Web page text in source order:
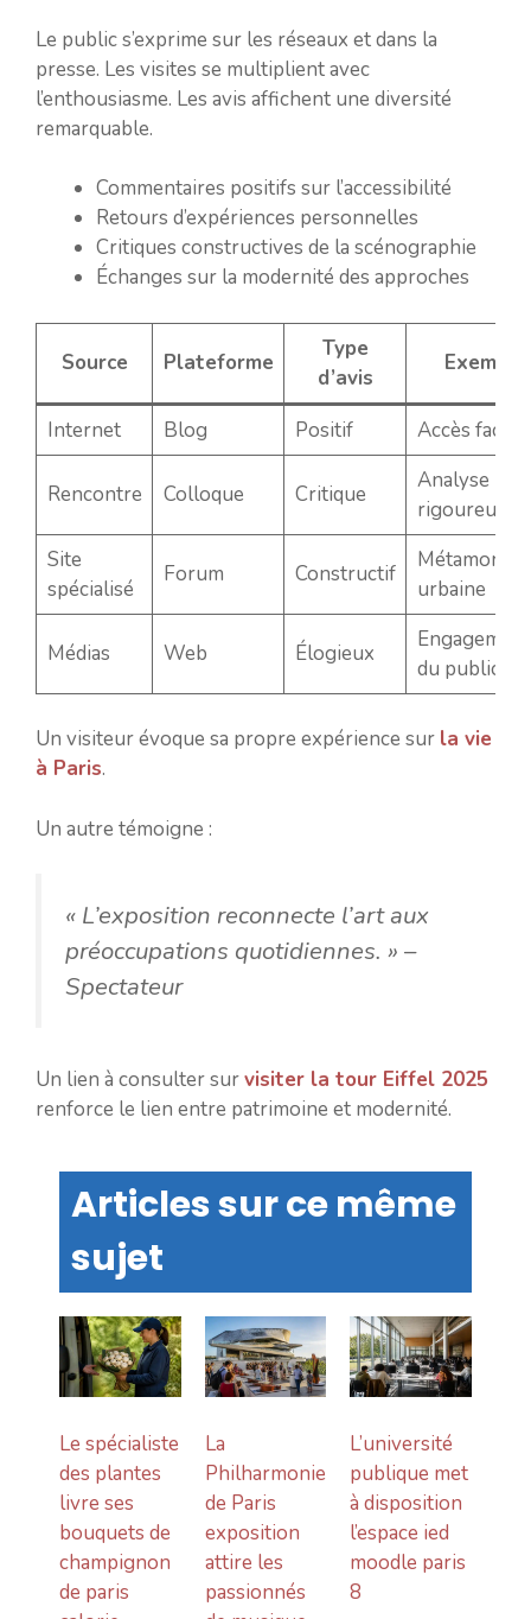
Le public s’exprime sur les réseaux et dans la
presse. Les visites se multiplient avec
l’enthousiasme. Les avis affichent une diversité
remarquable.
Commentaires positifs sur l’accessibilité
Retours d’expériences personnelles
Critiques constructives de la scénographie
Échanges sur la modernité des approches
Source Plateforme
Type
d’avis
Exemple
Internet Blog Positif Accès
Rencontre Colloque Critique
Analyse
rigoureuse
Site
spécialisé
Forum Constructif
urbaine
Médias Web Élogieux
Engagement
du public
Un visiteur évoque sa propre expérience sur la vie
à Paris.
Un autre témoigne :
« L’exposition reconnecte l’art aux
préoccupations quotidiennes. » –
Spectateur
Un lien à consulter survisiter la tour Eiffel 2025
renforce le lien entre patrimoine et modernité.
Articles sur ce même
sujet
Le spécialiste
des plantes
livre ses
bouquets de
champignon
de paris
La
Philharmonie
de Paris
exposition
attire les
passionnés
L’université
publique met
à disposition
l’espace ied
moodle paris
8